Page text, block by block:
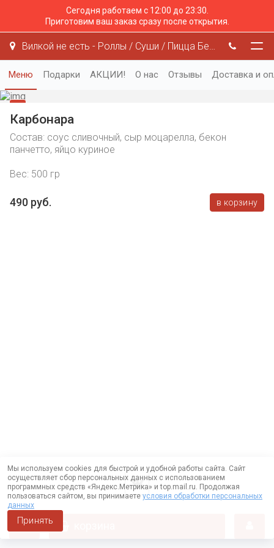
Сегодня работаем с 12:00 до 23:30.
Приготовим ваш заказ сразу после открытия.
Вилкой не есть - Роллы / Суши / Пицца Белгород
Меню Подарки АКЦИИ! О нас Отзывы Доставка и
Карбонара
Состав: соус сливочный, сыр моцарелла, бекон
панчетто, яйцо куриное
Вес: 500 гр
490 руб. в корзину
Мы используем cookies для быстрой и удобной работы сайта. Сайт
осуществляет сбор персональных данных с использованием
программных средств «Яндекс.Метрика» и top.mail.ru. Продолжая
пользоваться сайтом, вы принимаете условия обработки персональных
данных
Принять